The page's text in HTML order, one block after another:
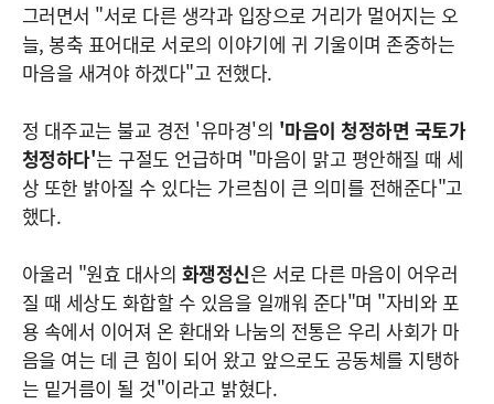
그러면서 "서로 다른 생각과 입장으로 거리가 멀어지는 오
늘, 봉축 표어대로 서로의 이야기에 귀 기울이며 존중하는
마음을 새겨야 하겠다"고 전했다.
정 대주교는 불교 경전 '유마경'의 '마음이 청정하면 국토가
청정하다'는 구절도 언급하며 "마음이 맑고 평안해질 때 세
상 또한 밝아질 수 있다는 가르침이 큰 의미를 전해준다"고
했다.
아울러 "원효 대사의 화쟁정신은 서로 다른 마음이 어우러
질 때 세상도 화합할 수 있음을 일깨워 준다"며 "자비와 포
용 속에서 이어져 온 환대와 나눔의 전통은 우리 사회가 마
음을 여는 데 큰 힘이 되어 왔고 앞으로도 공동체를 지탱하
는 밑거름이 될 것"이라고 밝혔다.